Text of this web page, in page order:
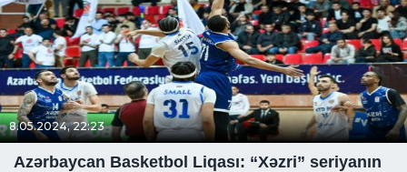
8.05.2024, 22:23
Azərbaycan Basketbol Liqası: “Xəzri” seriyanın